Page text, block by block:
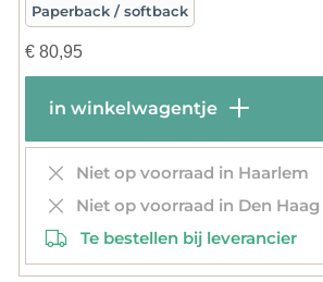
Paperback / softback
€80,95
in winkelwagentje
Niet op voorraad in Haarlem
Niet op voorraad in Den Haag
Te bestellen bij leverancier